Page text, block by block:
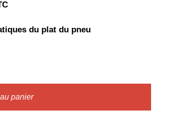
du plat du pneu
panier